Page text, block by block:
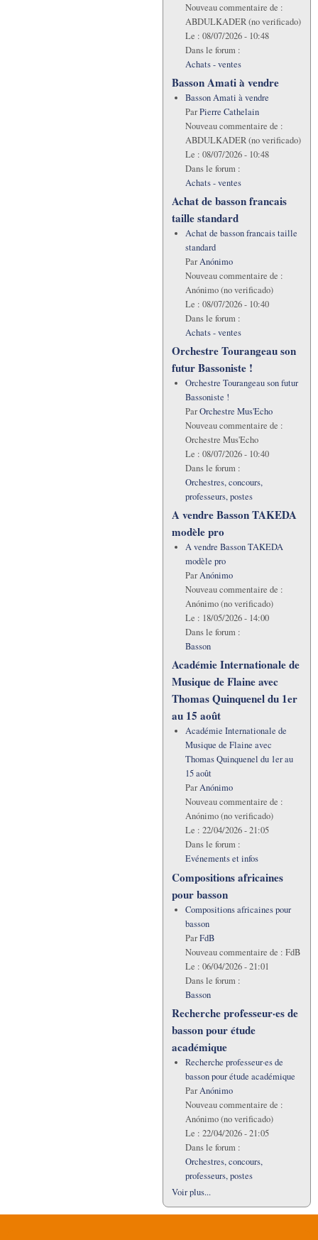
Nouveau commentaire de :
ABDULKADER (no verificado)
Le : 08/07/2026 - 10:48
Dans le forum :
Achats - ventes
Basson Amati à vendre
Basson Amati à vendre
ParPierre Cathelain
Nouveau commentaire de :
ABDULKADER (no verificado)
Le : 08/07/2026 - 10:48
Dans le forum :
Achats - ventes
Achat de basson francais
taille standard
Achat de basson francais taille
standard
ParAnónimo
Nouveau commentaire de :
Anónimo (no verificado)
Le : 08/07/2026 - 10:40
Dans le forum :
Achats - ventes
Orchestre Tourangeau son
futur Bassoniste !
Orchestre Tourangeau son futur
Bassoniste !
ParOrchestre Mus'Echo
Nouveau commentaire de :
Orchestre Mus'Echo
Le : 08/07/2026 - 10:40
Dans le forum :
Orchestres, concours,
professeurs, postes
A vendre Basson TAKEDA
modèle pro
A vendre Basson TAKEDA
modèle pro
ParAnónimo
Nouveau commentaire de :
Anónimo (no verificado)
Le : 18/05/2026 - 14:00
Dans le forum :
Basson
Académie Internationale de
Musique de Flaine avec
Thomas Quinquenel du 1er
au 15 août
Académie Internationale de
Musique de Flaine avec
Thomas Quinquenel du 1er au
15 août
ParAnónimo
Nouveau commentaire de :
Anónimo (no verificado)
Le : 22/04/2026 - 21:05
Dans le forum :
Evénements et infos
Compositions africaines
pour basson
Compositions africaines pour
basson
ParFdB
Nouveau commentaire de : FdB
Le : 06/04/2026 - 21:01
Dans le forum :
Basson
Recherche professeur·es de
basson pour étude
académique
Recherche professeur·es de
basson pour étude académique
ParAnónimo
Nouveau commentaire de :
Anónimo (no verificado)
Le : 22/04/2026 - 21:05
Dans le forum :
Orchestres, concours,
professeurs, postes
Voir plus...